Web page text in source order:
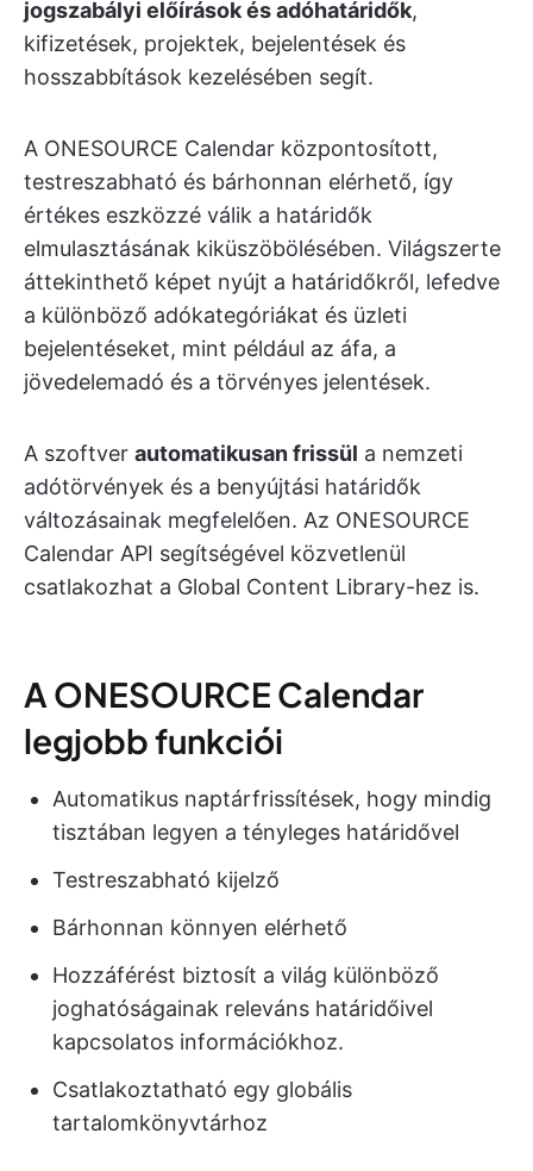
jogszabályi előírások és adóhatáridők,
kifizetések, projektek, bejelentések és
hosszabbítások kezelésében segít.
A ONESOURCE Calendar központosított,
testreszabható és bárhonnan elérhető, így
értékes eszközzé válik a határidők
elmulasztásának kiküszöbölésében. Világszerte
áttekinthető képet nyújt a határidőkről, lefedve
a különböző adókategóriákat és üzleti
bejelentéseket, mint például az áfa, a
jövedelemadó és a törvényes jelentések.
A szoftver automatikusan frissül a nemzeti
adótörvények és a benyújtási határidők
változásainak megfelelően. Az ONESOURCE
Calendar API segítségével közvetlenül
csatlakozhat a Global Content Library-hez is.
A ONESOURCE Calendar
legjobb funkciói
Automatikus naptárfrissítések, hogy mindig
tisztában legyen a tényleges határidővel
Testreszabható kijelző
Bárhonnan könnyen elérhető
Hozzáférést biztosít a világ különböző
joghatóságainak releváns határidőivel
kapcsolatos információkhoz.
Csatlakoztatható egy globális
tartalomkönyvtárhoz